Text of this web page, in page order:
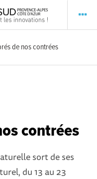
de nos contrées
contrées
sort de ses
du 13 au 23